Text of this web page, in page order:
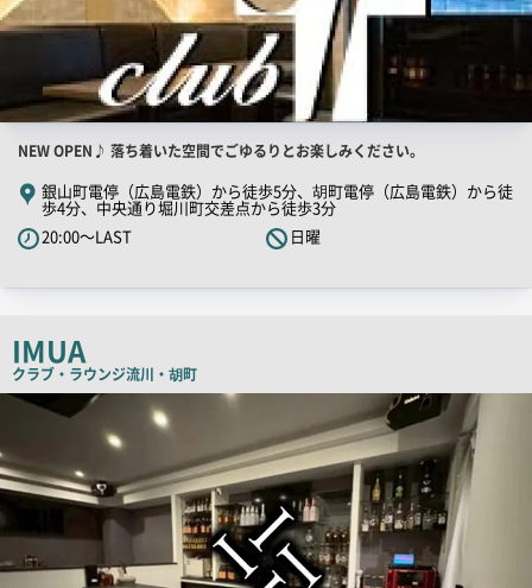
店
舗
PR
キ
ッ
コ
ピ
ー
NEW OPEN♪ 落ち着いた空間でごゆるりとお楽しみください。
銀山町電停（広島電鉄）から徒歩5分、胡町電停（広島電鉄）から徒
歩4分、中央通り堀川町交差点から徒歩3分
20:00～LAST
日曜
IMUA
クラブ・ラウンジ流川・胡町
店
画
像